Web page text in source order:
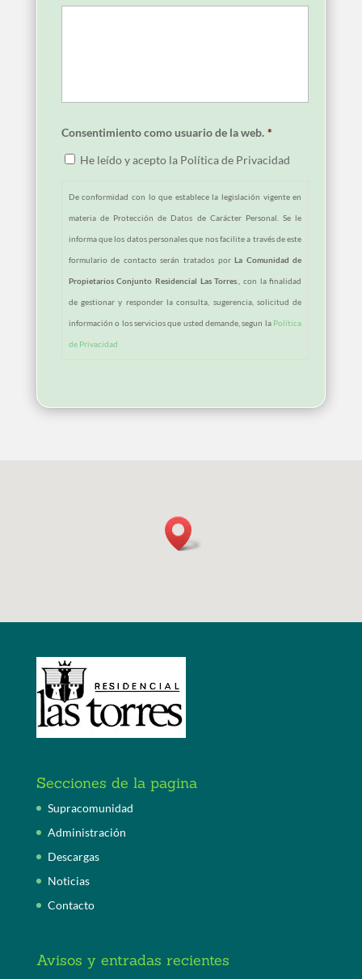
Consentimiento como usuario de la web. *
He leído y acepto la Política de Privacidad
De conformidad con lo que establece la legislación vigente en
materia de Protección de Datos de Carácter Personal. Se le
informa que los datos personales que nos facilite a través de este
formulario de contacto serán tratados porLa Comunidad de
Propietarios Conjunto Residencial Las Torres ., con la finalidad
de gestionar y responder la consulta, sugerencia, solicitud de
información o los servicios que usted demande, segun la Política
de Privacidad
Secciones de la pagina
Supracomunidad
Administración
Descargas
Noticias
Contacto
Avisos y entradas recientes